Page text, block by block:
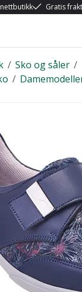
Gratis
/ /
Sko og såler
/